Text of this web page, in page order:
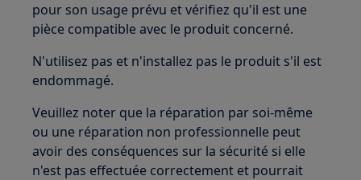
pour son usage prévu et vérifiez qu'il est une
pièce compatible avec le produit concerné.
N'utilisez pas et n'installez pas le produit s'il est
endommagé.
Veuillez noter que la réparation par soi-même
ou une réparation non professionnelle peut
avoir des conséquences sur la sécurité si elle
n'est pas effectuée correctement et pourrait